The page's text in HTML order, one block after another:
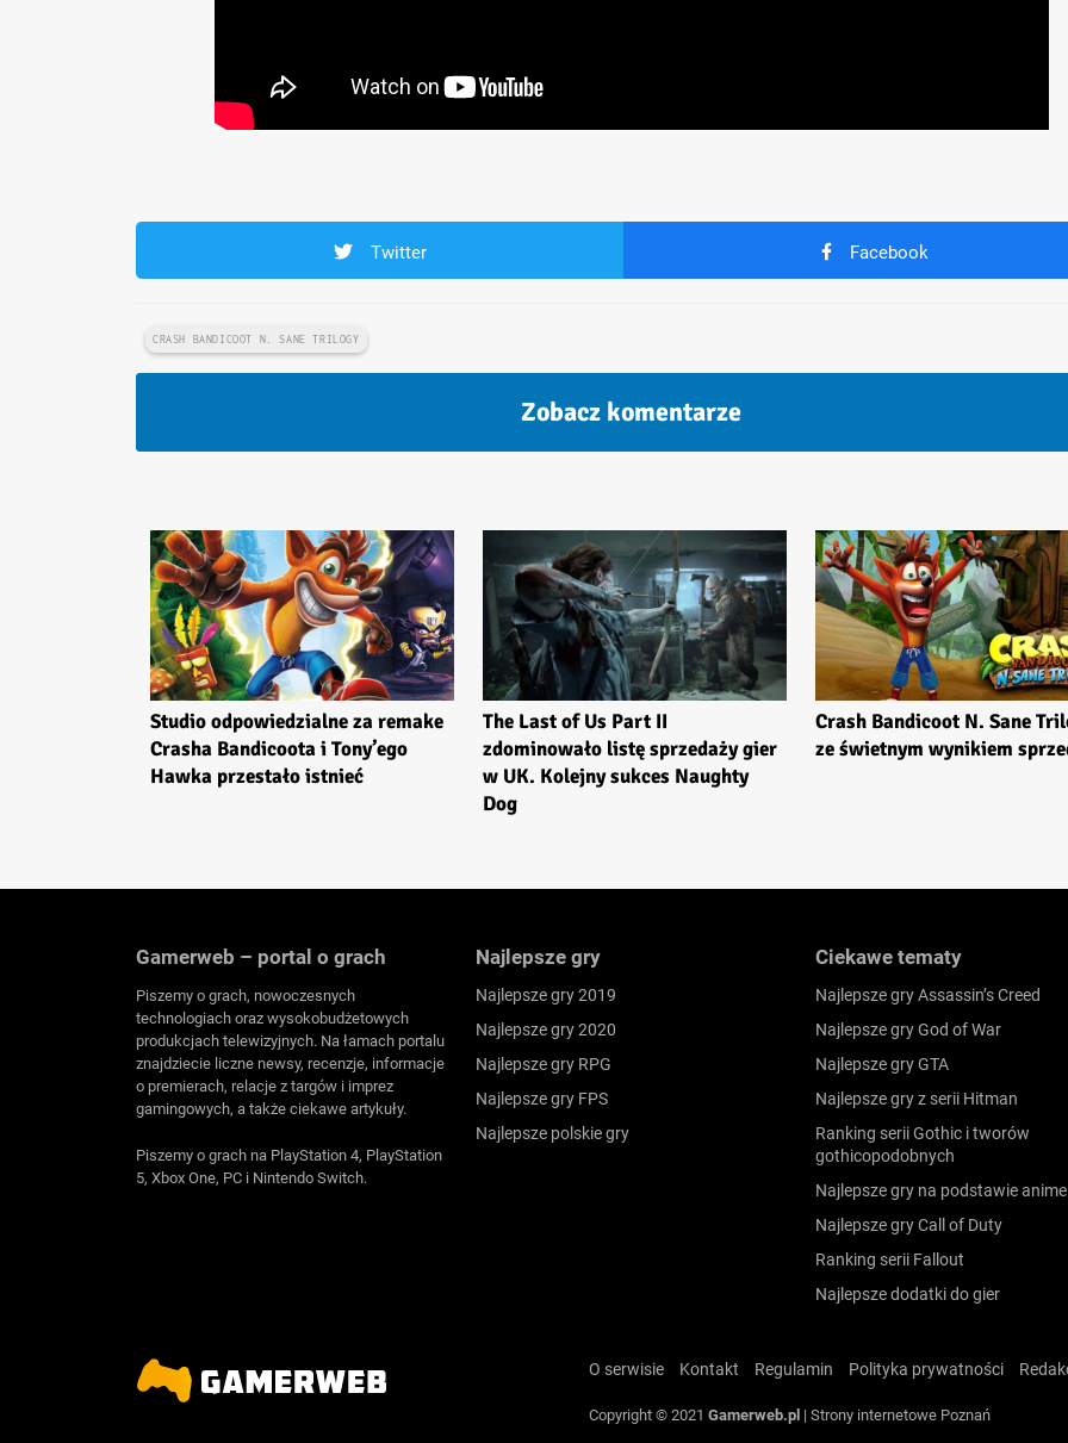
Twitter Facebook
CRASH BANDICOOT N. SANE TRILOGY
Zobacz komentarze
Studio odpowiedzialne za remake
Crasha Bandicoota i Tony’ego
Hawka przestało istnieć
The Last of Us Part II
zdominowało listę sprzedaży gier
w UK. Kolejny sukces Naughty
Dog
Crash Bandicoot N. Sane
ze świetnym wynikiem
Gamerweb – portal o grach
Piszemy o grach, nowoczesnych
technologiach oraz wysokobudżetowych
produkcjach telewizyjnych. Na łamach portalu
znajdziecie liczne newsy, recenzje, informacje
o premierach, relacje z targów i imprez
gamingowych, a także ciekawe artykuły.
Piszemy o grach na PlayStation 4, PlayStation
5, Xbox One, PC i Nintendo Switch.
Najlepsze gry
Najlepsze gry 2019
Najlepsze gry 2020
Najlepsze gry RPG
Najlepsze gry FPS
Najlepsze polskie gry
Ciekawe tematy
Najlepsze gry Assassin’s Creed
Najlepsze gry God of War
Najlepsze gry GTA
Najlepsze gry z serii Hitman
Ranking serii Gothic i tworów
gothicopodobnych
Najlepsze gry na podstawie anime
Najlepsze gry Call of Duty
Ranking serii Fallout
Najlepsze dodatki do gier
O serwisie Kontakt Regulamin Polityka prywatności
Copyright © 2021 Gamerweb.pl | Strony internetowe Poznań